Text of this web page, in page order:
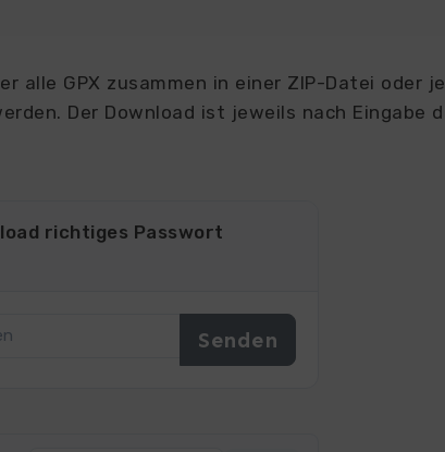
alle GPX zusammen in einer ZIP-Datei oder
Der Download ist jeweils nach Eingabe
richtiges Passwort